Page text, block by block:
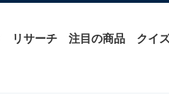
リサーチ 注目の商品 クイ